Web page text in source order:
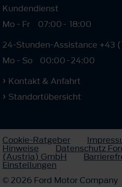
Kundendienst
Mo - Fr
07:00- 18:00
24-Stunden-Assistance +43
Mo - So
00:00-24:00
Kontakt & Anfahrt
Standortübersicht
Cookie-Ratgeber
Hinweise Datenschutz
(Austria) GmbH
Einstellungen
© 2026 Ford Motor Company